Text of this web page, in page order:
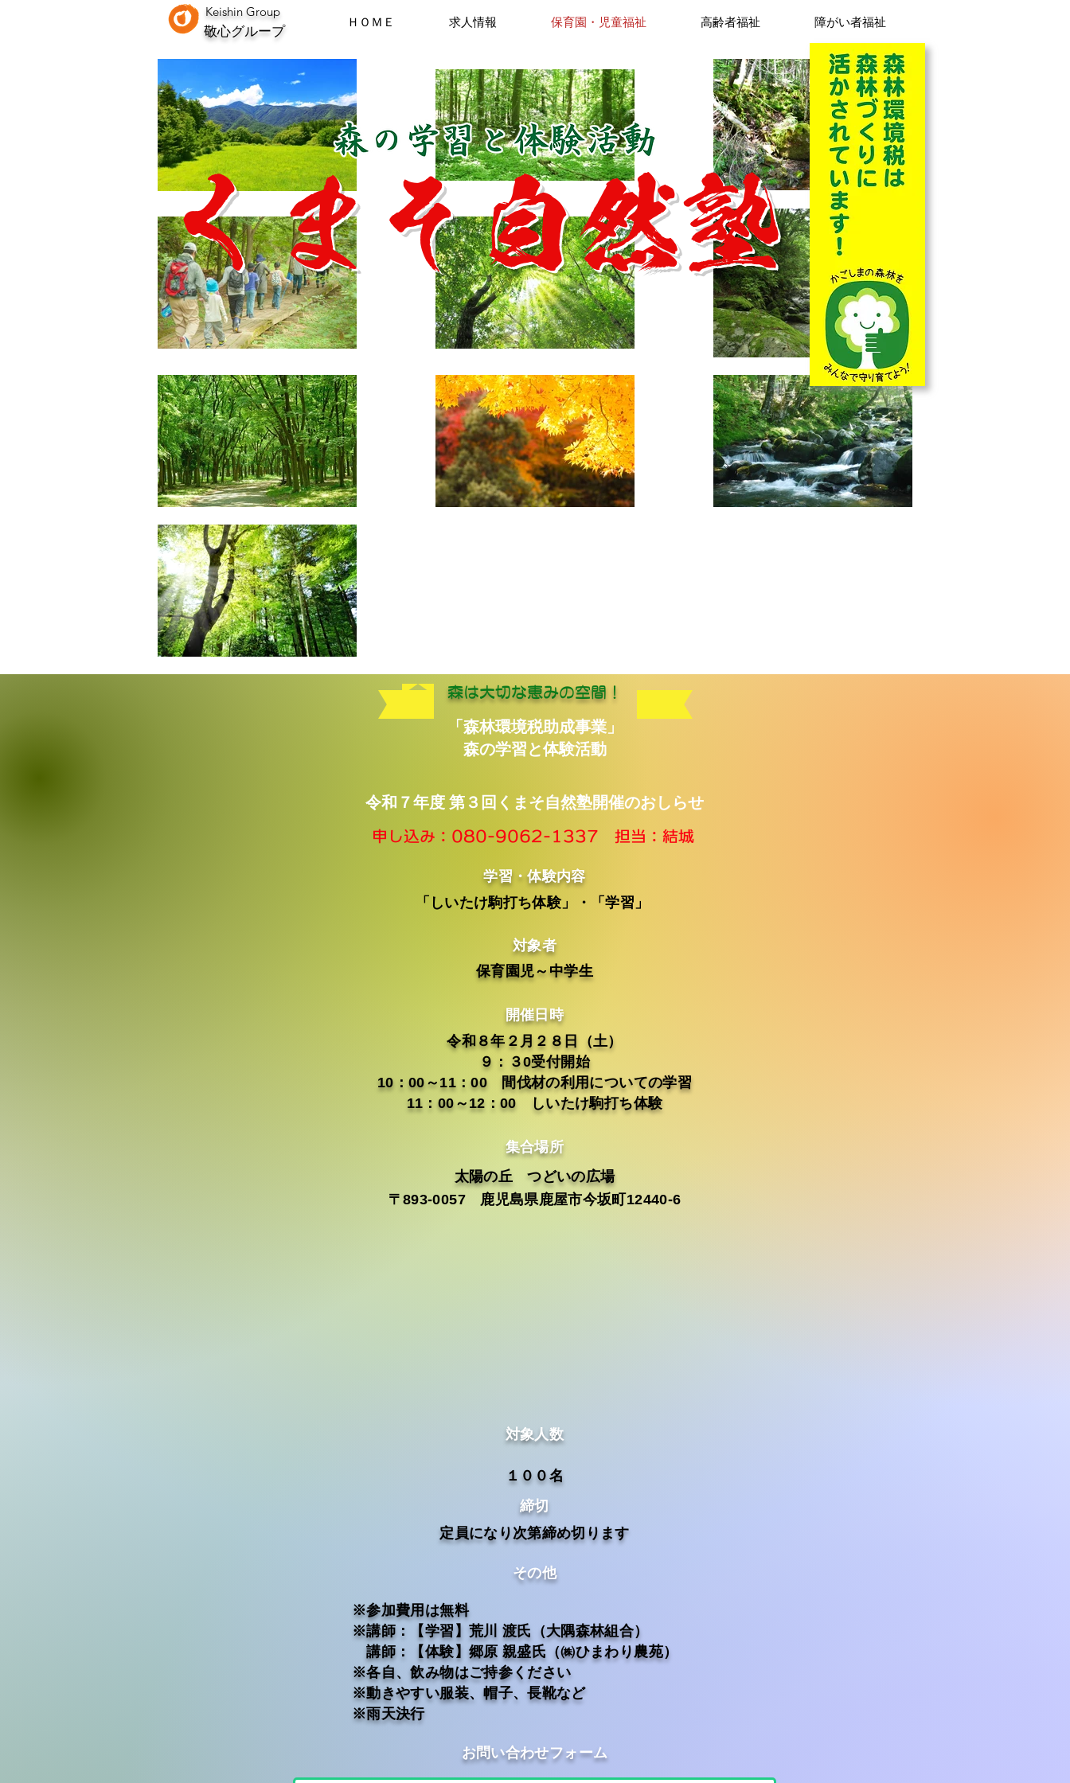
Keishin Group
敬心グループ
ＨＯＭＥ 求人情報 保育園・児童福祉 高齢者福祉 障がい者福祉
くまそ自然塾
森は大切な恵みの空間！
「森林環境税助成事業」
森の学習と体験活動
​令和７年度 第３回くまそ自然塾開催のおしらせ
​申し込み：080-9062-1337 担当：結城
学習・体験内容
「しいたけ駒打ち体験」・「学習」
対象者
保育園児～中学生
開催日時
令和８年２月２８日（土）
９：３0受付開始
10：00～11：00 間伐材の利用についての学習
​11：00～12：00 しいたけ駒打ち体験
集合場所
太陽の丘 つどいの広場
〒893-0057 鹿児島県鹿屋市今坂町12440-6
対象人数
１００名
締切
定員になり次第締め切ります
その他
※参加費用は無料
※講師：【学習】荒川 渡氏（大隅森林組合）
​ 講師：【体験】郷原 親盛氏（㈱ひまわり農苑）
※各自、飲み物はご持参ください
※動きやすい服装、帽子、長靴など
​※雨天決行
お問い合わせフォーム